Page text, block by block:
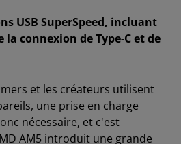
USB SuperSpeed, incluant
la connexion de Type-C et de
et les créateurs utilisent
une prise en charge
nécessaire, et c'est
AM5 introduit une grande